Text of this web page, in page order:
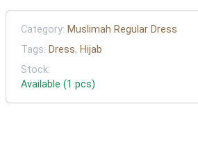
Category: Muslimah Regular Dress
Tags: Dress, Hijab
Stock:
Available (1 pcs)